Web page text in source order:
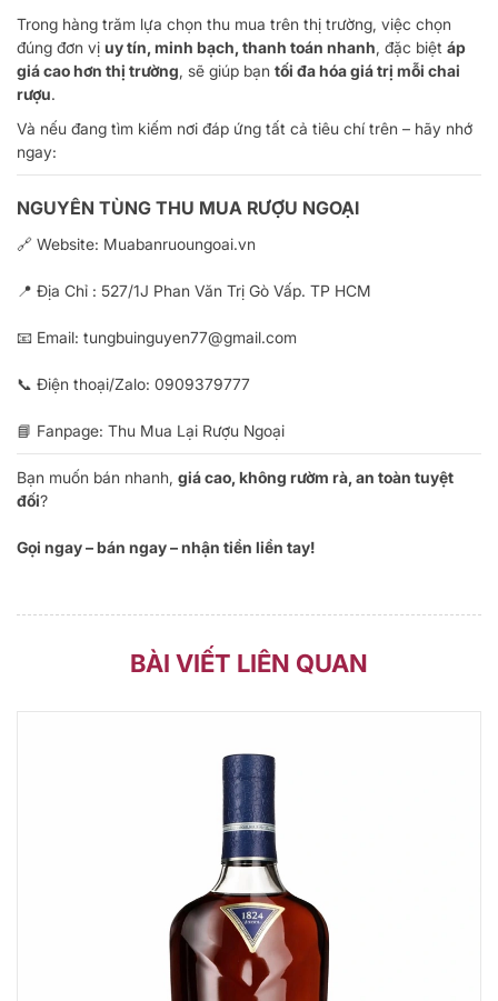
Trong hàng trăm lựa chọn thu mua trên thị trường, việc chọn
đúng đơn vị uy tín, minh bạch, thanh toán nhanh, đặc biệt áp
giá cao hơn thị trường, sẽ giúp bạn tối đa hóa giá trị mỗi chai
rượu.
Và nếu đang tìm kiếm nơi đáp ứng tất cả tiêu chí trên – hãy nhớ
ngay:
NGUYÊN TÙNG THU MUA RƯỢU NGOẠI
🔗 Website: Muabanruoungoai.vn
📍 Địa Chỉ : 527/1J Phan Văn Trị Gò Vấp. TP HCM
📧 Email: tungbuinguyen77@gmail.com
📞 Điện thoại/Zalo: 0909379777
📘 Fanpage: Thu Mua Lại Rượu Ngoại
Bạn muốn bán nhanh, giá cao, không rườm rà, an toàn tuyệt
đối?
Gọi ngay – bán ngay – nhận tiền liền tay!
BÀI VIẾT LIÊN QUAN